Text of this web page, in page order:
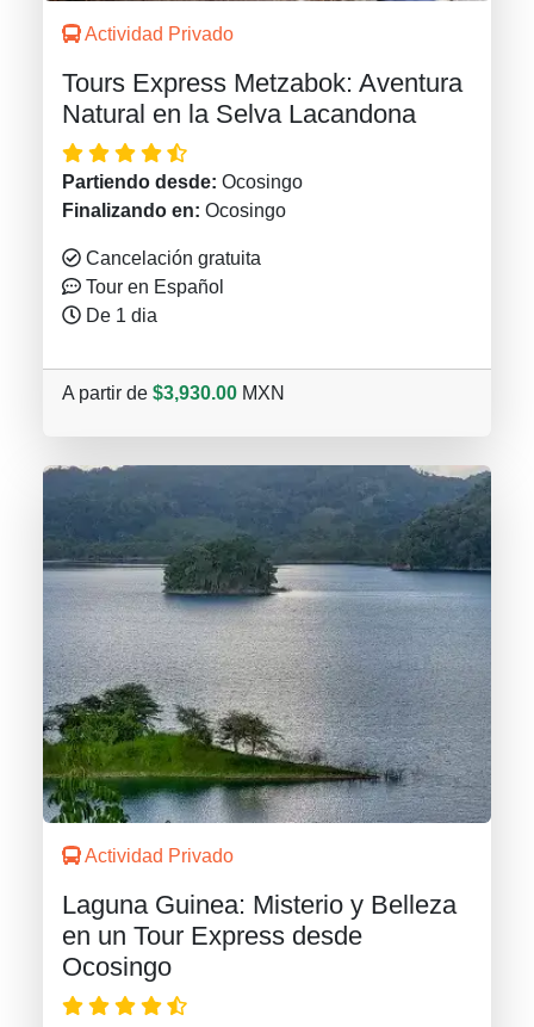
Actividad Privado
Tours Express Metzabok: Aventura
Natural en la Selva Lacandona
Partiendo desde: Ocosingo
Finalizando en: Ocosingo
Cancelación gratuita
Tour en Español
De 1 dia
A partir de $3,930.00 MXN
Actividad Privado
Laguna Guinea: Misterio y Belleza
en un Tour Express desde
Ocosingo